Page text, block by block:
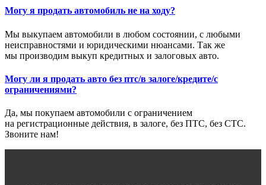
Могу я продать автомобиль не на ходу?
Мы выкупаем автомобили в любом состоянии, с любыми
неисправностями и юридическими нюансами. Так же
мы производим выкуп кредитных и залоговых авто.
Могу ли я продать авто без птс/в залоге/кредите/с
ограничениями?
Да, мы покупаем автомобили с ограничением
на регистрационные действия, в залоге, без ПТС, без СТС.
Звоните нам!